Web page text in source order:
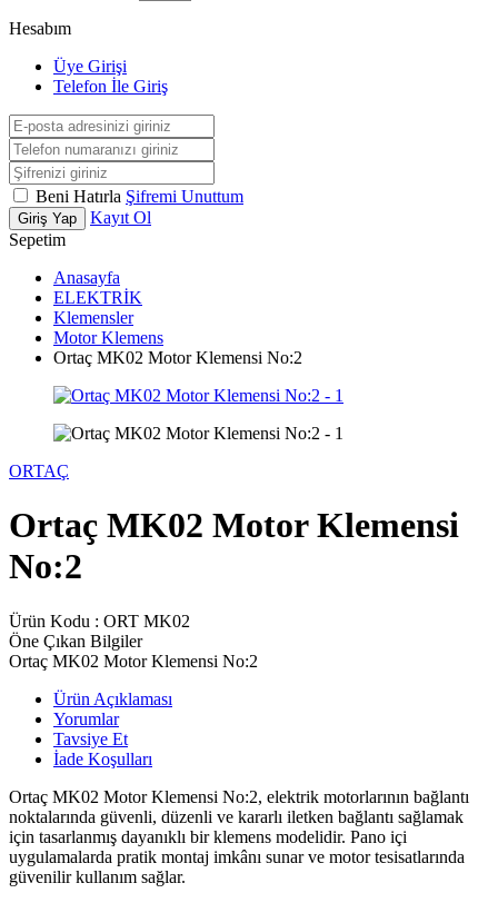
Hesabım
Üye Girişi
Telefon İle Giriş
Beni Hatırla Şifremi Unuttum
Giriş Yap
Kayıt Ol
Sepetim
Anasayfa
ELEKTRİK
Klemensler
Motor Klemens
Ortaç MK02 Motor Klemensi No:2
ORTAÇ
Ortaç MK02 Motor Klemensi
No:2
Ürün Kodu : ORT MK02
Öne Çıkan Bilgiler
Ortaç MK02 Motor Klemensi No:2
Ürün Açıklaması
Yorumlar
Tavsiye Et
İade Koşulları
Ortaç MK02 Motor Klemensi No:2, elektrik motorlarının bağlantı
noktalarında güvenli, düzenli ve kararlı iletken bağlantı sağlamak
için tasarlanmış dayanıklı bir klemens modelidir. Pano içi
uygulamalarda pratik montaj imkânı sunar ve motor tesisatlarında
güvenilir kullanım sağlar.